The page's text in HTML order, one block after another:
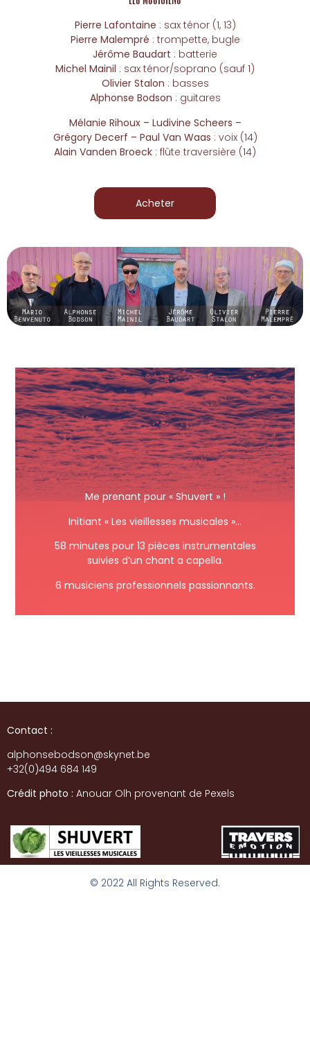
Pierre Lafontaine : sax ténor (1, 13)
Pierre Malempré : trompette, bugle
Jérôme Baudart : batterie
Michel Mainil : sax ténor/soprano (sauf 1)
Olivier Stalon : basses
Alphonse Bodson : guitares
Mélanie Rihoux – Ludivine Scheers –
Grégory Decerf – Paul Van Waas : voix (14)
Alain Vanden Broeck : flûte traversière (14)
Acheter
Me prenant pour « Shuvert » !
Initiant « Les vieillesses musicales »…
58 minutes pour 13 pièces instrumentales
suivies d’un chant a capella.
6 musiciens professionnels passionnants.
Contact :
alphonsebodson@skynet.be
+32(0)494 684 149
Crédit photo : Anouar Olh provenant de Pexels
© 2022 All Rights Reserved.